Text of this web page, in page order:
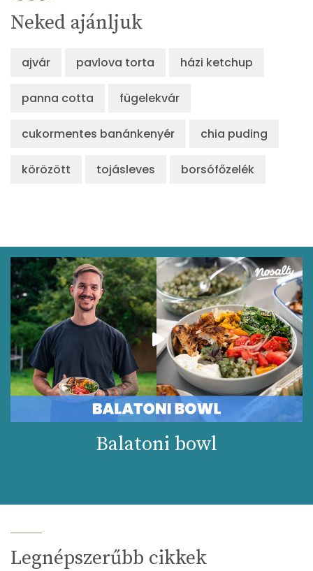
Neked ajánljuk
ajvár pavlova torta házi ketchup
panna cotta fügelekvár
cukormentes banánkenyér chia puding
körözött tojásleves borsófőzelék
Balatoni bowl
Legnépszerűbb cikkek